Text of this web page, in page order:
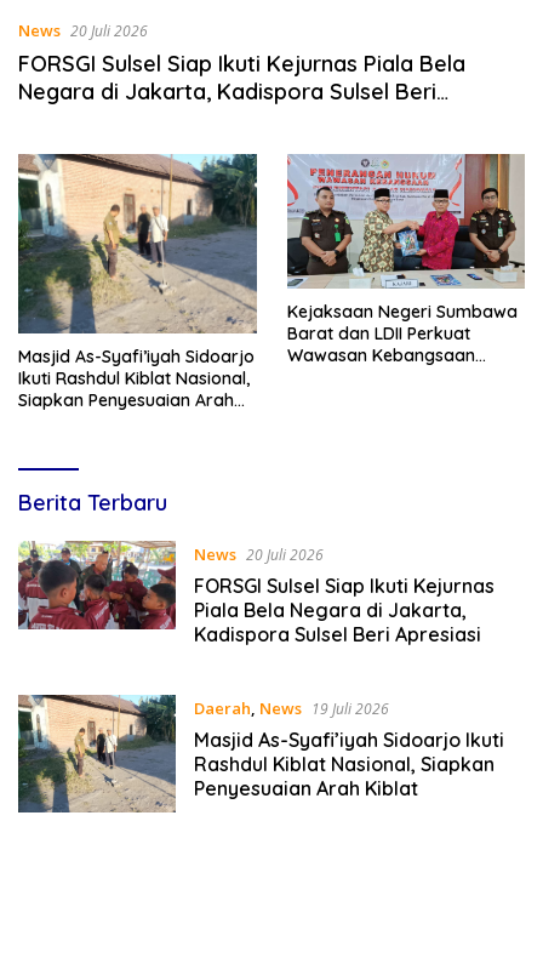
News 20 Juli 2026
FORSGI Sulsel Siap Ikuti Kejurnas Piala Bela
Negara di Jakarta, Kadispora Sulsel Beri
Masjid As-Syafi’iyah Sidoarjo
Ikuti Rashdul Kiblat Nasional,
Siapkan Penyesuaian Arah
Kejaksaan Negeri Sumbawa
Barat dan LDII Perkuat
Wawasan Kebangsaan
Lines
Berita Terbaru
News 20 Juli 2026
FORSGI Sulsel Siap Ikuti Kejurnas
Piala Bela Negara di Jakarta,
Kadispora Sulsel Beri Apresiasi
Daerah, News 19 Juli 2026
Masjid As-Syafi’iyah Sidoarjo Ikuti
Rashdul Kiblat Nasional, Siapkan
Penyesuaian Arah Kiblat